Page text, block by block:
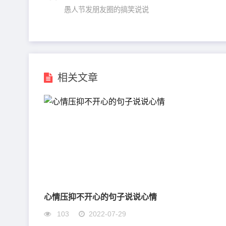
愚人节发朋友圈的搞笑说说
相关文章
心情压抑不开心的句子说说心情
103 2022-07-29